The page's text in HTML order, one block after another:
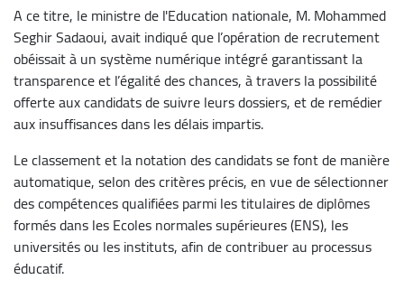
A ce titre, le ministre de l'Education nationale, M. Mohammed
Seghir Sadaoui, avait indiqué que l’opération de recrutement
obéissait à un système numérique intégré garantissant la
transparence et l’égalité des chances, à travers la possibilité
offerte aux candidats de suivre leurs dossiers, et de remédier
aux insuffisances dans les délais impartis.
Le classement et la notation des candidats se font de manière
automatique, selon des critères précis, en vue de sélectionner
des compétences qualifiées parmi les titulaires de diplômes
formés dans les Ecoles normales supérieures (ENS), les
universités ou les instituts, afin de contribuer au processus
éducatif.